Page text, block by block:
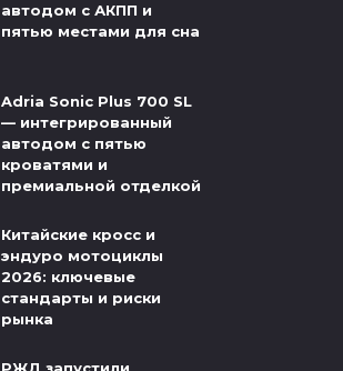
автодом с АКПП и
пятью местами для сна
Adria Sonic Plus 700 SL
— интегрированный
автодом с пятью
кроватями и
премиальной отделкой
Китайские кросс и
эндуро мотоциклы
2026: ключевые
стандарты и риски
рынка